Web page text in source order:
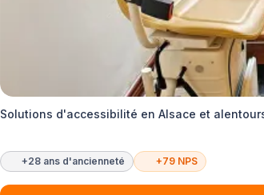
Solutions d'accessibilité en Alsace et
+28 ans d'ancienneté +79 NPS